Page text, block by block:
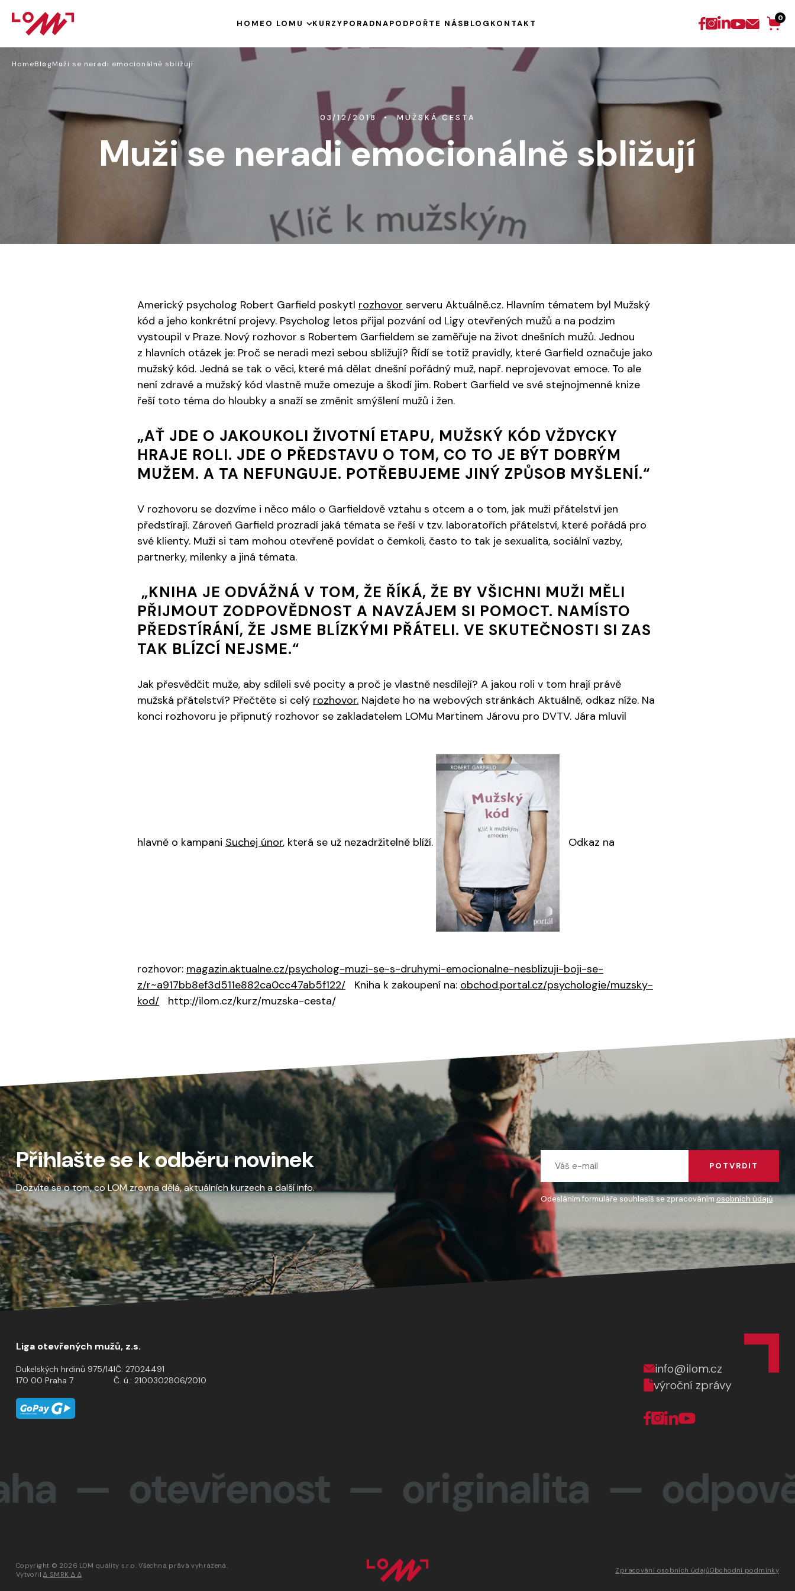
HOME O LOMU
HISTORIE
PODPOŘENÉ PROJEKTY
KURZYPORADNAPODPOŘTE NÁSBLOG KONTAKT
0
HomeBlogMuži se neradi emocionálně sbližují
03/12/2018 MUŽSKÁ CESTA
Muži se neradi emocionálně sbližují
Americký psycholog Robert Garfield poskytl rozhovor serveru Aktuálně.cz. Hlavním tématem byl Mužský
kód a jeho konkrétní projevy. Psycholog letos přijal pozvání od Ligy otevřených mužů a na podzim
vystoupil v Praze. Nový rozhovor s Robertem Garfieldem se zaměřuje na život dnešních mužů. Jednou
z hlavních otázek je: Proč se neradi mezi sebou sbližují? Řídí se totiž pravidly, které Garfield označuje jako
mužský kód. Jedná se tak o věci, které má dělat dnešní pořádný muž, např. neprojevovat emoce. To ale
není zdravé a mužský kód vlastně muže omezuje a škodí jim. Robert Garfield ve své stejnojmenné knize
řeší toto téma do hloubky a snaží se změnit smýšlení mužů i žen.
„AŤ JDE O JAKOUKOLI ŽIVOTNÍ ETAPU, MUŽSKÝ KÓD VŽDYCKY
HRAJE ROLI. JDE O PŘEDSTAVU O TOM, CO TO JE BÝT DOBRÝM
MUŽEM. A TA NEFUNGUJE. POTŘEBUJEME JINÝ ZPŮSOB MYŠLENÍ.“
V rozhovoru se dozvíme i něco málo o Garfieldově vztahu s otcem a o tom, jak muži přátelství jen
předstírají. Zároveň Garfield prozradí jaká témata se řeší v tzv. laboratořích přátelství, které pořádá pro
své klienty. Muži si tam mohou otevřeně povídat o čemkoli, často to tak je sexualita, sociální vazby,
partnerky, milenky a jiná témata.
„KNIHA JE ODVÁŽNÁ V TOM, ŽE ŘÍKÁ, ŽE BY VŠICHNI MUŽI MĚLI
PŘIJMOUT ZODPOVĚDNOST A NAVZÁJEM SI POMOCT. NAMÍSTO
PŘEDSTÍRÁNÍ, ŽE JSME BLÍZKÝMI PŘÁTELI. VE SKUTEČNOSTI SI ZAS
TAK BLÍZCÍ NEJSME.“
Jak přesvědčit muže, aby sdíleli své pocity a proč je vlastně nesdílejí? A jakou roli v tom hrají právě
mužská přátelství? Přečtěte si celý rozhovor. Najdete ho na webových stránkách Aktuálně, odkaz níže. Na
konci rozhovoru je připnutý rozhovor se zakladatelem LOMu Martinem Járovu pro DVTV. Jára mluvil
hlavně o kampani Suchej únor, která se už nezadržitelně blíží. Odkaz na
rozhovor: magazin.aktualne.cz/psycholog-muzi-se-s-druhymi-emocionalne-nesblizuji-boji-se-
z/r~a917bb8ef3d511e882ca0cc47ab5f122/ Kniha k zakoupení na: obchod.portal.cz/psychologie/muzsky-
kod/ http://ilom.cz/kurz/muzska-cesta/
Přihlašte se k odběru novinek
Dozvíte se o tom, co LOM zrovna dělá, aktuálních kurzech a další info.
POTVRDIT
Odesláním formuláře souhlasíš se zpracovánímosobních údajů.
Liga otevřených mužů, z.s.
Dukelských hrdinů 975/14
170 00 Praha 7
IČ: 27024491
Č. ú.: 2100302806/2010
info@ilom.cz
výroční zprávy
— otevřenost — originalita —
Copyright © 2026 LOM quality s.r.o. Všechna práva vyhrazena.
Vytvořil∆ SMRK ∆ ∆
Zpracování osobních údajůObchodní podmínky